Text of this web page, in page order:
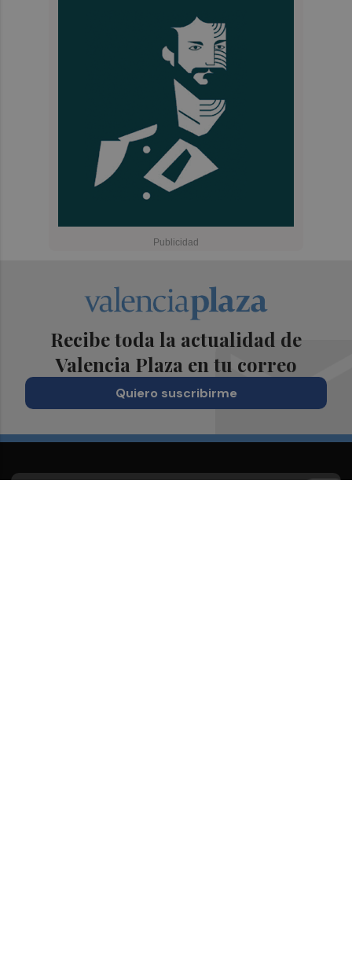
Recibe toda la actualidad de
Valencia Plaza en tu correo
Quiero suscribirme